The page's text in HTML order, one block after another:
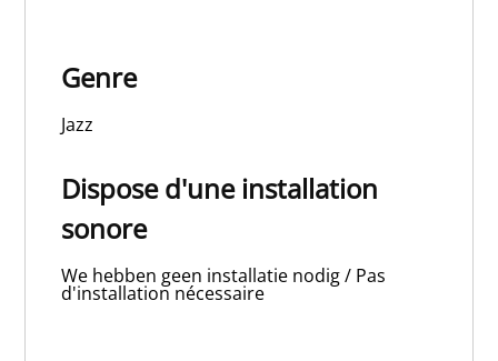
Genre
Jazz
Dispose d'une installation
sonore
We hebben geen installatie nodig / Pas
d'installation nécessaire